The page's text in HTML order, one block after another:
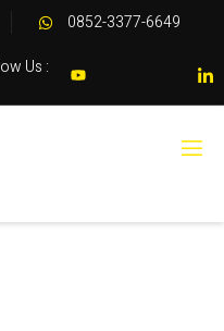
0852-3377-6649
Us :